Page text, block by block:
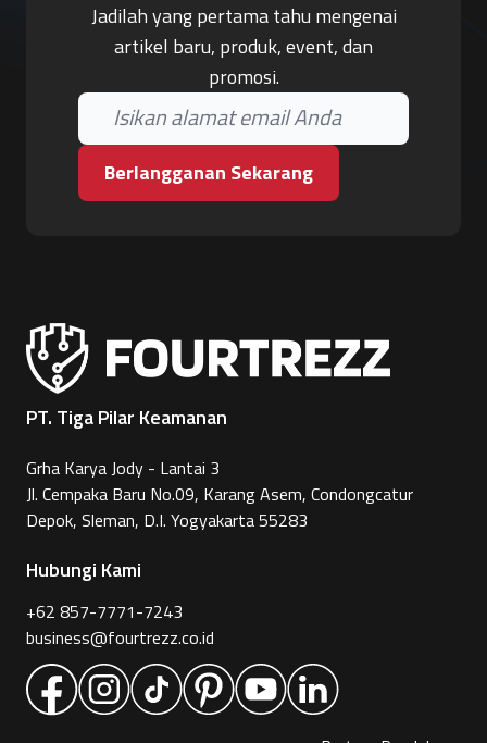
Jadilah yang pertama tahu mengenai
artikel baru, produk, event, dan
promosi.
Berlangganan Sekarang
PT. Tiga Pilar Keamanan
Grha Karya Jody - Lantai 3
Jl. Cempaka Baru No.09, Karang Asem, Condongcatur
Depok, Sleman, D.I. Yogyakarta 55283
Hubungi Kami
+62 857-7771-7243
business@fourtrezz.co.id